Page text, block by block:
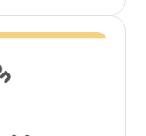
せて設定
なる場合
ただけま
年多くの
ました。
がってく
礼申し上